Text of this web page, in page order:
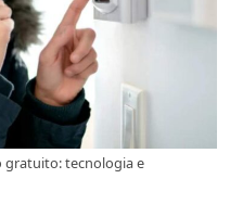
gratuito: tecnologia e